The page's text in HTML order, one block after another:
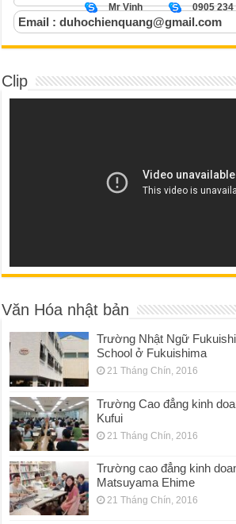
0905 234
Mr Vinh
Email : duhochienquang@gmail.com
Clip
Văn Hóa nhật bản
Trường Nhật Ngữ
School ở Fukuishima
21 Tháng Chín, 2016
Trường Cao đẳng kinh
Kufui
21 Tháng Chín, 2016
Trường cao đẳng kinh
Matsuyama Ehime
21 Tháng Chín, 2016